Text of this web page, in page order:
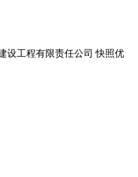
设工程有限责任公司 快照优